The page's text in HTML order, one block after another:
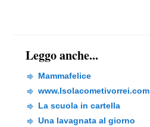
Leggo anche...
Mammafelice
www.Isolacometivorrei.com
La scuola in cartella
Una lavagnata al giorno